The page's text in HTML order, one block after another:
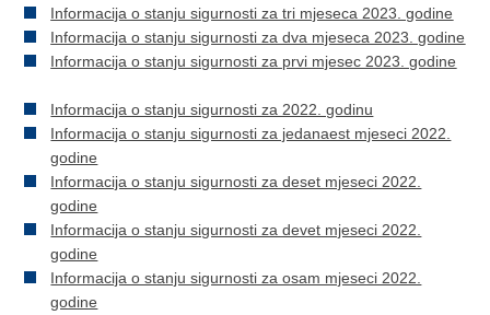
Informacija o stanju sigurnosti za tri mjeseca 2023. godine
Informacija o stanju sigurnosti za dva mjeseca 2023. godine
Informacija o stanju sigurnosti za prvi mjesec 2023. godine
Informacija o stanju sigurnosti za 2022. godinu
Informacija o stanju sigurnosti za jedanaest mjeseci 2022.
godine
Informacija o stanju sigurnosti za deset mjeseci 2022.
godine
Informacija o stanju sigurnosti za devet mjeseci 2022.
godine
Informacija o stanju sigurnosti za osam mjeseci 2022.
godine